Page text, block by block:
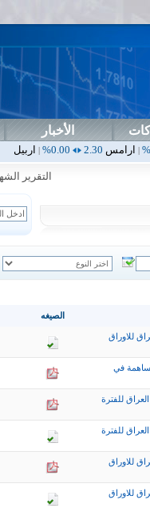
الأخبار
|اربيل 0.00
التقرير
الصيغه
للاوراق
في
للفترة
للفترة
للاوراق
للاوراق